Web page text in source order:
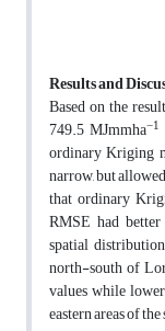
Results and
Based on the
749.5 MJmmha−1
ordinary Kriging
narrow, but
that ordinary
RMSE had
spatial
north-south of
values while
eastern areas of